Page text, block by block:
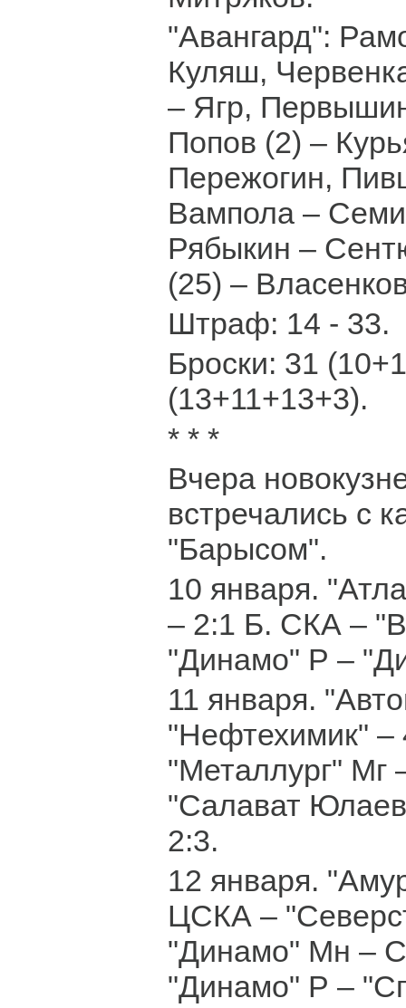
"Авангард":
Куляш,
– Ягр,
Попов (2) –
Пережогин,
Вампола –
Рябыкин –
(25) –
Штраф: 14 - 33.
Броски: 31
(13+11+13+3).
* * *
Вчера
встречались с
"Барысом".
10 января.
– 2:1 Б. СКА –
"Динамо" Р –
11 января.
"Нефтехимик" –
"Металлург" Мг
"Салават
2:3.
12 января.
ЦСКА –
"Динамо" Мн –
"Динамо" Р –